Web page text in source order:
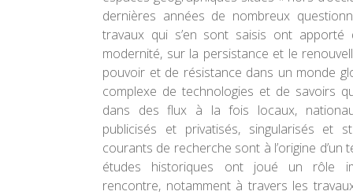
dernières années de nombreux
travaux qui s’en sont saisis ont apporté
modernité, sur la persistance et le
pouvoir et de résistance dans un monde
complexe de technologies et de savoirs
dans des flux à la fois locaux,
publicisés et privatisés, singularisés et
courants de recherche sont à l’origine d’un
études historiques ont joué un rôle
rencontre, notamment à travers les